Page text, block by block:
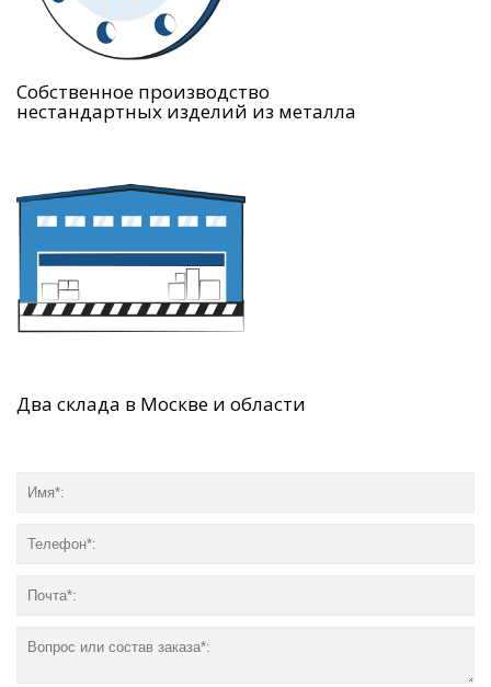
Собственное производство
нестандартных изделий из металла
Два склада в Москве и области